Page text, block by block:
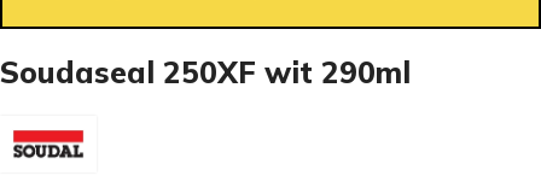
Soudaseal 250XF wit 290ml